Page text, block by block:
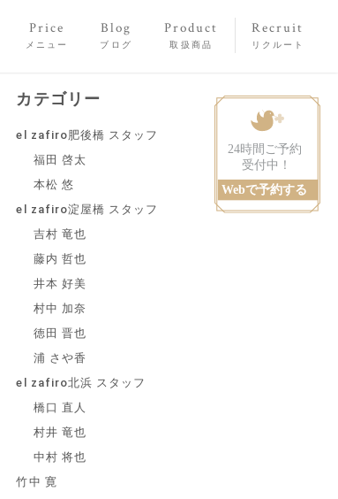
Price
メニュー
Blog
ブログ
Product
取扱商品
Recruit
リクルート
カテゴリー
el zafiro肥後橋 スタッフ
福田 啓太
本松 悠
el zafiro淀屋橋 スタッフ
吉村 竜也
藤内 哲也
井本 好美
村中 加奈
徳田 晋也
浦 さや香
el zafiro北浜 スタッフ
橋口 直人
村井 竜也
中村 将也
竹中 寛